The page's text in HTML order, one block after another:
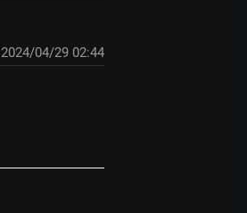
2024/04/29 02:44